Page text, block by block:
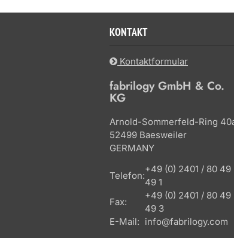
KONTAKT
Kontaktformular
fabrilogy GmbH & Co.
KG
Arnold-Sommerfeld-Ring
52499 Baesweiler
GERMANY
Telefon:
+49 (0) 2401 / 80 49
49 1
Fax:
+49 (0) 2401 / 80 49
49 3
E-Mail: info@fabrilogy.com